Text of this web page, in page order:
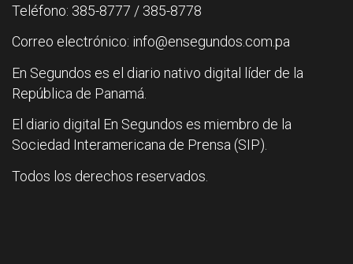
Teléfono: 385-8777 / 385-8778
Correo electrónico: info@ensegundos.com.pa
En Segundos es el diario nativo digital líder de la
República de Panamá.
El diario digital En Segundos es miembro de la
Sociedad Interamericana de Prensa (SIP).
Todos los derechos reservados.